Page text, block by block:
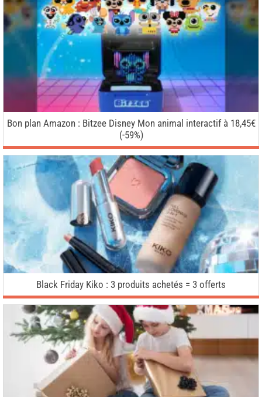
Bon plan Amazon : Bitzee Disney Mon animal interactif à 18,45€
(-59%)
Black Friday Kiko : 3 produits achetés = 3 offerts